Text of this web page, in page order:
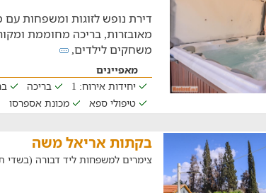
מאובזרות, בריכה מחוממת
משחקים לילדים,
מאפיינים
יחידות אירוח: 1
בריכה
טיפולי ספא
מכונת אספרסו
בקתות אריאל משה
צימרים למשפחות ליד דבורה (בשדי